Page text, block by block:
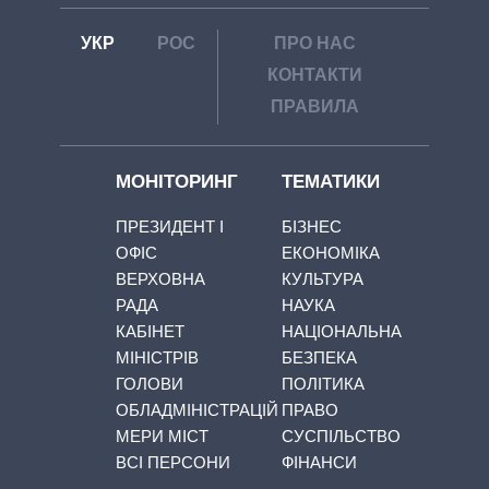
УКР РОС
ПРО НАС
КОНТАКТИ
ПРАВИЛА
МОНІТОРИНГ
ПРЕЗИДЕНТ І
ОФІС
ВЕРХОВНА
РАДА
КАБІНЕТ
МІНІСТРІВ
ГОЛОВИ
ОБЛАДМІНІСТРАЦІЙ
МЕРИ МІСТ
ВСІ ПЕРСОНИ
ТЕМАТИКИ
БІЗНЕС
ЕКОНОМІКА
КУЛЬТУРА
НАУКА
НАЦІОНАЛЬНА
БЕЗПЕКА
ПОЛІТИКА
ПРАВО
СУСПІЛЬСТВО
ФІНАНСИ